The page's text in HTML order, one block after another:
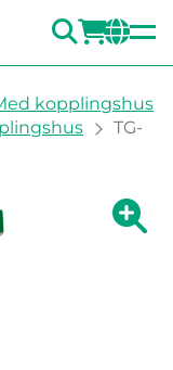
SÖK
kopplingshus
TG-
Visa